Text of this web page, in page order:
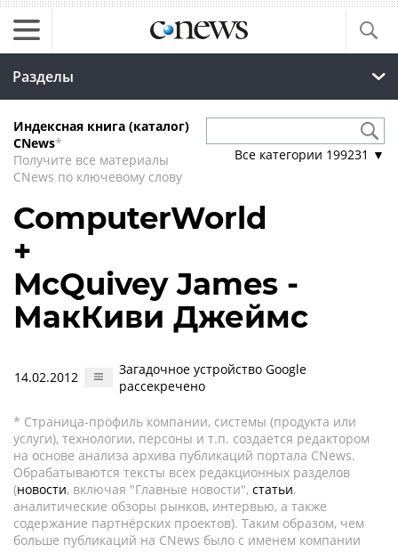
Разделы
Индексная книга (каталог)
CNews*
Получите все материалы
CNews по ключевому слову
Все категории 199231 ▼
ComputerWorld
+
McQuivey James -
МакКиви Джеймс
14.02.2012
Загадочное устройство Google
рассекречено
* Страница-профиль компании, системы (продукта или
услуги), технологии, персоны и т.п. создается редактором
на основе анализа архива публикаций портала CNews.
Обрабатываются тексты всех редакционных разделов
(новости, включая "Главные новости", статьи,
аналитические обзоры рынков, интервью, а также
содержание партнёрских проектов). Таким образом, чем
больше публикаций на CNews было с именем компании